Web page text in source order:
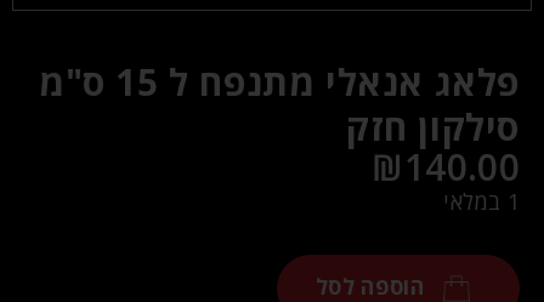
פלאג אנאלי מתנפח ל 15 ס"מ
סילקון חזק
₪140.00
1 במלאי
הוספה לסל